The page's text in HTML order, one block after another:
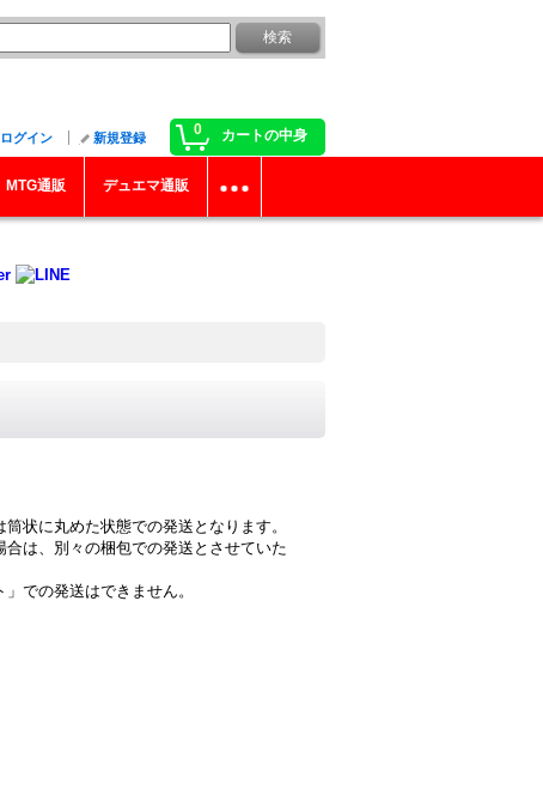
0 カートの中身
ログイン 新規登録
MTG通販 デュエマ通販
状に丸めた状態での発送となります。
は、別々の梱包での発送とさせていた
での発送はできません。